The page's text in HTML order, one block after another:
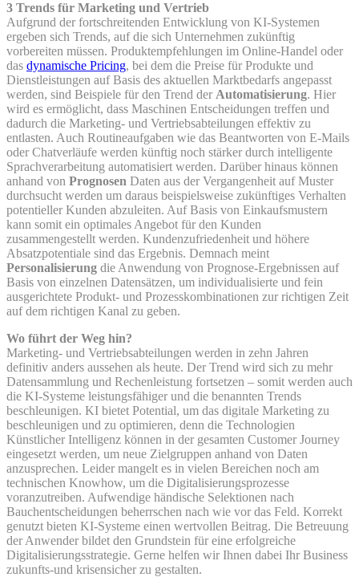
3 Trends für Marketing und Vertrieb
Aufgrund der fortschreitenden Entwicklung von KI-Systemen
ergeben sich Trends, auf die sich Unternehmen zukünftig
vorbereiten müssen. Produktempfehlungen im Online-Handel oder
das dynamische Pricing, bei dem die Preise für Produkte und
Dienstleistungen auf Basis des aktuellen Marktbedarfs angepasst
werden, sind Beispiele für den Trend der Automatisierung. Hier
wird es ermöglicht, dass Maschinen Entscheidungen treffen und
dadurch die Marketing- und Vertriebsabteilungen effektiv zu
entlasten. Auch Routineaufgaben wie das Beantworten von E-Mails
oder Chatverläufe werden künftig noch stärker durch intelligente
Sprachverarbeitung automatisiert werden. Darüber hinaus können
anhand von Prognosen Daten aus der Vergangenheit auf Muster
durchsucht werden um daraus beispielsweise zukünftiges Verhalten
potentieller Kunden abzuleiten. Auf Basis von Einkaufsmustern
kann somit ein optimales Angebot für den Kunden
zusammengestellt werden. Kundenzufriedenheit und höhere
Absatzpotentiale sind das Ergebnis. Demnach meint
Personalisierung die Anwendung von Prognose-Ergebnissen auf
Basis von einzelnen Datensätzen, um individualisierte und fein
ausgerichtete Produkt- und Prozesskombinationen zur richtigen Zeit
auf dem richtigen Kanal zu geben.
Wo führt der Weg hin?
Marketing- und Vertriebsabteilungen werden in zehn Jahren
definitiv anders aussehen als heute. Der Trend wird sich zu mehr
Datensammlung und Rechenleistung fortsetzen – somit werden auch
die KI-Systeme leistungsfähiger und die benannten Trends
beschleunigen. KI bietet Potential, um das digitale Marketing zu
beschleunigen und zu optimieren, denn die Technologien
Künstlicher Intelligenz können in der gesamten Customer Journey
eingesetzt werden, um neue Zielgruppen anhand von Daten
anzusprechen. Leider mangelt es in vielen Bereichen noch am
technischen Knowhow, um die Digitalisierungsprozesse
voranzutreiben. Aufwendige händische Selektionen nach
Bauchentscheidungen beherrschen nach wie vor das Feld. Korrekt
genutzt bieten KI-Systeme einen wertvollen Beitrag. Die Betreuung
der Anwender bildet den Grundstein für eine erfolgreiche
Digitalisierungsstrategie. Gerne helfen wir Ihnen dabei Ihr Business
zukunfts-und krisensicher zu gestalten.